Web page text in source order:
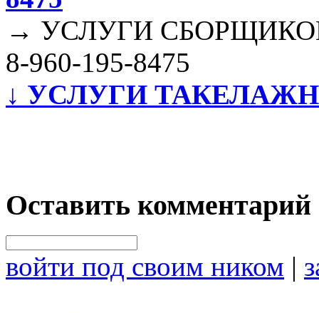
→ УСЛУГИ СБОРЩИКОВ
8-960-195-8475
↓ УСЛУГИ
Оставить комментарий
войти под своим ником |